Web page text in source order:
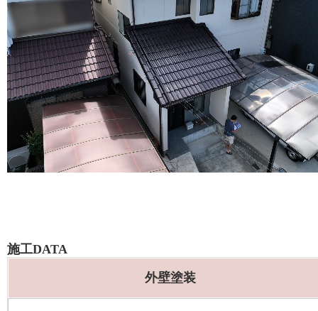
施工DATA
外壁塗装